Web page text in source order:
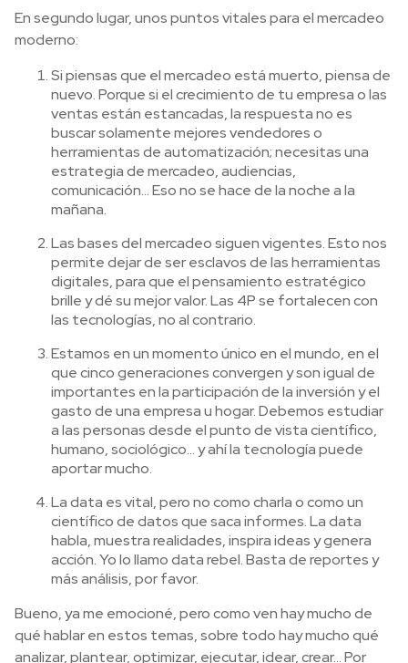
En segundo lugar, unos puntos vitales para el mercadeo
moderno:
Si piensas que el mercadeo está muerto, piensa de
nuevo. Porque si el crecimiento de tu empresa o las
ventas están estancadas, la respuesta no es
buscar solamente mejores vendedores o
herramientas de automatización; necesitas una
estrategia de mercadeo, audiencias,
comunicación… Eso no se hace de la noche a la
mañana.
Las bases del mercadeo siguen vigentes. Esto nos
permite dejar de ser esclavos de las herramientas
digitales, para que el pensamiento estratégico
brille y dé su mejor valor. Las 4P se fortalecen con
las tecnologías, no al contrario.
Estamos en un momento único en el mundo, en el
que cinco generaciones convergen y son igual de
importantes en la participación de la inversión y el
gasto de una empresa u hogar. Debemos estudiar
a las personas desde el punto de vista científico,
humano, sociológico… y ahí la tecnología puede
aportar mucho.
La data es vital, pero no como charla o como un
científico de datos que saca informes. La data
habla, muestra realidades, inspira ideas y genera
acción. Yo lo llamo data rebel. Basta de reportes y
más análisis, por favor.
Bueno, ya me emocioné, pero como ven hay mucho de
qué hablar en estos temas, sobre todo hay mucho qué
analizar, plantear, optimizar, ejecutar, idear, crear… Por